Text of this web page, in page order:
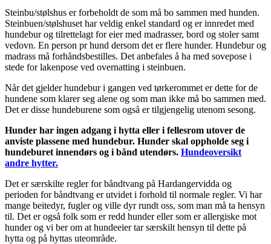
Steinbu/stølshus er forbeholdt de som må bo sammen med hunden.
Steinbuen/stølshuset har veldig enkel standard og er innredet med
hundebur og tilrettelagt for eier med madrasser, bord og stoler samt
vedovn. En person pr hund dersom det er flere hunder. Hundebur og
madrass må forhåndsbestilles. Det anbefales å ha med sovepose i
stede for lakenpose ved overnatting i steinbuen.
Når det gjelder hundebur i gangen ved tørkerommet er dette for de
hundene som klarer seg alene og som man ikke må bo sammen med.
Det er disse hundeburene som også er tilgjengelig utenom sesong.
Hunder har ingen adgang i hytta eller i fellesrom utover de
anviste plassene med hundebur. Hunder skal oppholde seg i
hundeburet innendørs og i bånd utendørs. Hundeoversikt
andre hytter.
Det er særskilte regler for båndtvang på Hardangervidda og
perioden for båndtvang er utvidet i forhold til normale regler. Vi har
mange beitedyr, fugler og ville dyr rundt oss, som man må ta hensyn
til. Det er også folk som er redd hunder eller som er allergiske mot
hunder og vi ber om at hundeeier tar særskilt hensyn til dette på
hytta og på hyttas uteområde.